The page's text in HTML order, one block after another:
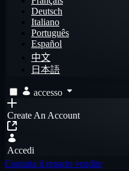
Deutsch
Italiano
Português
Español
中文
日本語
accesso
Create An Account
Accedi
Contatta il reparto vendite